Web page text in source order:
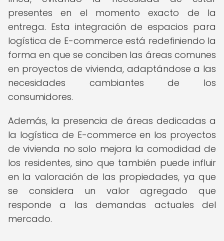
presentes en el momento exacto de la
entrega. Esta integración de espacios para
logística de E-commerce está redefiniendo la
forma en que se conciben las áreas comunes
en proyectos de vivienda, adaptándose a las
necesidades cambiantes de los
consumidores.
Además, la presencia de áreas dedicadas a
la logística de E-commerce en los proyectos
de vivienda no solo mejora la comodidad de
los residentes, sino que también puede influir
en la valoración de las propiedades, ya que
se considera un valor agregado que
responde a las demandas actuales del
mercado.